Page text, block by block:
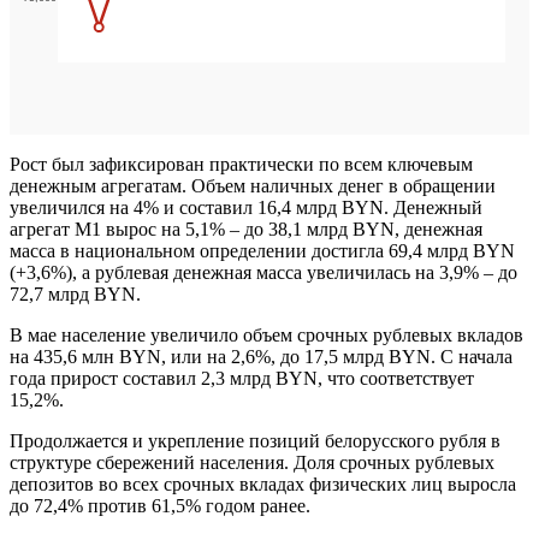
Рост был зафиксирован практически по всем ключевым
денежным агрегатам. Объем наличных денег в обращении
увеличился на 4% и составил 16,4 млрд BYN. Денежный
агрегат М1 вырос на 5,1% – до 38,1 млрд BYN, денежная
масса в национальном определении достигла 69,4 млрд BYN
(+3,6%), а рублевая денежная масса увеличилась на 3,9% – до
72,7 млрд BYN.
В мае население увеличило объем срочных рублевых вкладов
на 435,6 млн BYN, или на 2,6%, до 17,5 млрд BYN. С начала
года прирост составил 2,3 млрд BYN, что соответствует
15,2%.
Продолжается и укрепление позиций белорусского рубля в
структуре сбережений населения. Доля срочных рублевых
депозитов во всех срочных вкладах физических лиц выросла
до 72,4% против 61,5% годом ранее.